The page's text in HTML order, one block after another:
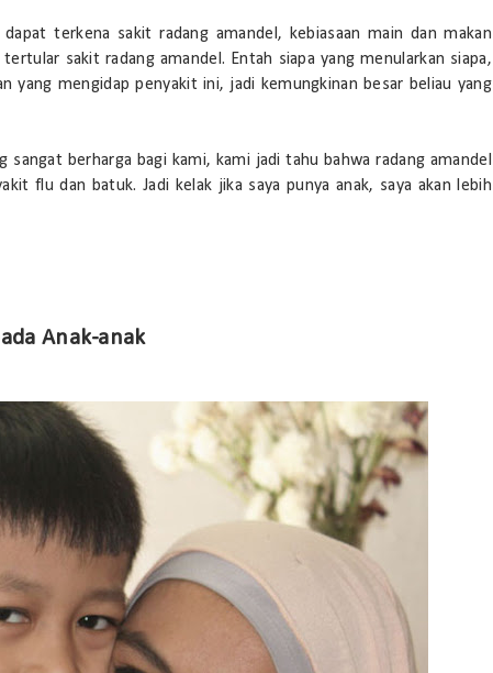
terkena sakit radang amandel, kebiasaan main dan makan
sakit radang amandel. Entah siapa yang menularkan siapa,
yang mengidap penyakit ini, jadi kemungkinan besar beliau yang
sangat berharga bagi kami, kami jadi tahu bahwa radang amandel
flu dan batuk. Jadi kelak jika saya punya anak, saya akan lebih
Anak-anak